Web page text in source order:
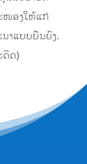
ໜອງໃຫ້ແກ່
າແບບຍືນຍົງ.
ດິດ)